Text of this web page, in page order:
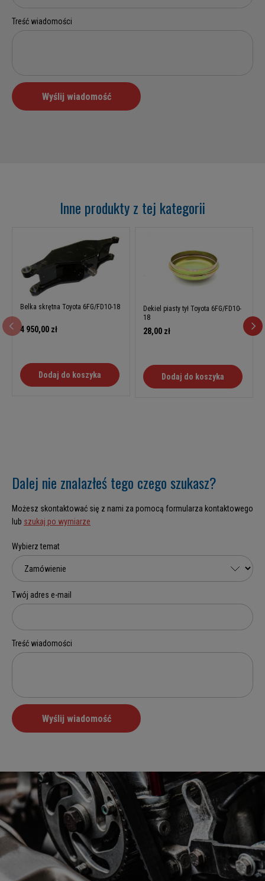
Inne produkty z tej kategorii
Belka skrętna Toyota 6FG/FD10-18
4 950,00 zł
Dodaj do koszyka
Dekiel piasty tył Toyota 6FG/FD10-
18
28,00 zł
Dodaj do koszyka
Dalej nie znalazłeś tego czego szukasz?
Możesz skontaktować się z nami za pomocą formularza kontaktowego
lub szukaj po wymiarze